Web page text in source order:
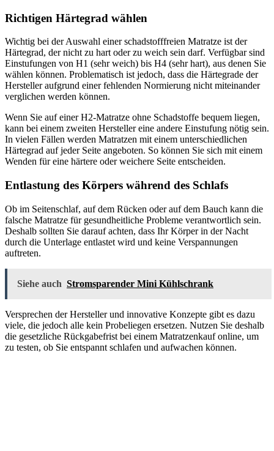
Richtigen Härtegrad wählen
Wichtig bei der Auswahl einer schadstofffreien Matratze ist der
Härtegrad, der nicht zu hart oder zu weich sein darf. Verfügbar sind
Einstufungen von H1 (sehr weich) bis H4 (sehr hart), aus denen Sie
wählen können. Problematisch ist jedoch, dass die Härtegrade der
Hersteller aufgrund einer fehlenden Normierung nicht miteinander
verglichen werden können.
Wenn Sie auf einer H2-Matratze ohne Schadstoffe bequem liegen,
kann bei einem zweiten Hersteller eine andere Einstufung nötig sein.
In vielen Fällen werden Matratzen mit einem unterschiedlichen
Härtegrad auf jeder Seite angeboten. So können Sie sich mit einem
Wenden für eine härtere oder weichere Seite entscheiden.
Entlastung des Körpers während des Schlafs
Ob im Seitenschlaf, auf dem Rücken oder auf dem Bauch kann die
falsche Matratze für gesundheitliche Probleme verantwortlich sein.
Deshalb sollten Sie darauf achten, dass Ihr Körper in der Nacht
durch die Unterlage entlastet wird und keine Verspannungen
auftreten.
Siehe auch Stromsparender Mini Kühlschrank
Versprechen der Hersteller und innovative Konzepte gibt es dazu
viele, die jedoch alle kein Probeliegen ersetzen. Nutzen Sie deshalb
die gesetzliche Rückgabefrist bei einem Matratzenkauf online, um
zu testen, ob Sie entspannt schlafen und aufwachen können.